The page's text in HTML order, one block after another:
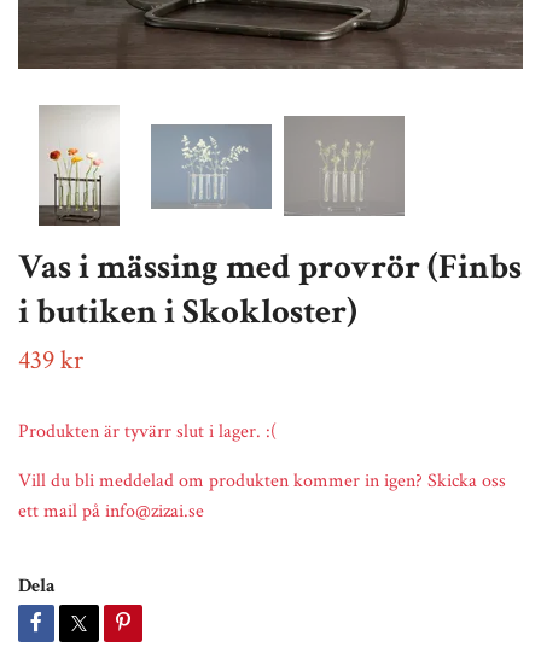
Vas i mässing med provrör (Finbs
i butiken i Skokloster)
439 kr
Produkten är tyvärr slut i lager. :(
Vill du bli meddelad om produkten kommer in igen? Skicka oss
ett mail påinfo@zizai.se
Dela